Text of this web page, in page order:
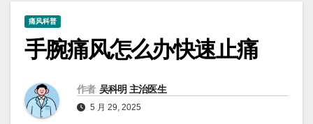
痛风科普
手腕痛风怎么办快速止痛
作者 吴科明 主治医生
5 月 29, 2025